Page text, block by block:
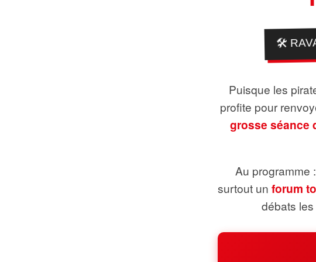
🛠️
Puisque les
profite pour
grosse séance
Au programme
surtout un forum
débats